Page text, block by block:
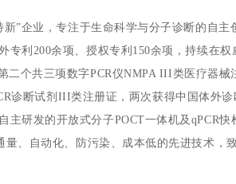
”企业，专注于生命科学与分子诊断的自主
利200余项、授权专利150余项，持续在权
二个共三项数字PCR仪NMPA III类医疗器械
诊断试剂III类注册证，两次获得中国体外
主研发的开放式分子POCT一体机及qPCR快
、自动化、防污染、成本低的先进技术，